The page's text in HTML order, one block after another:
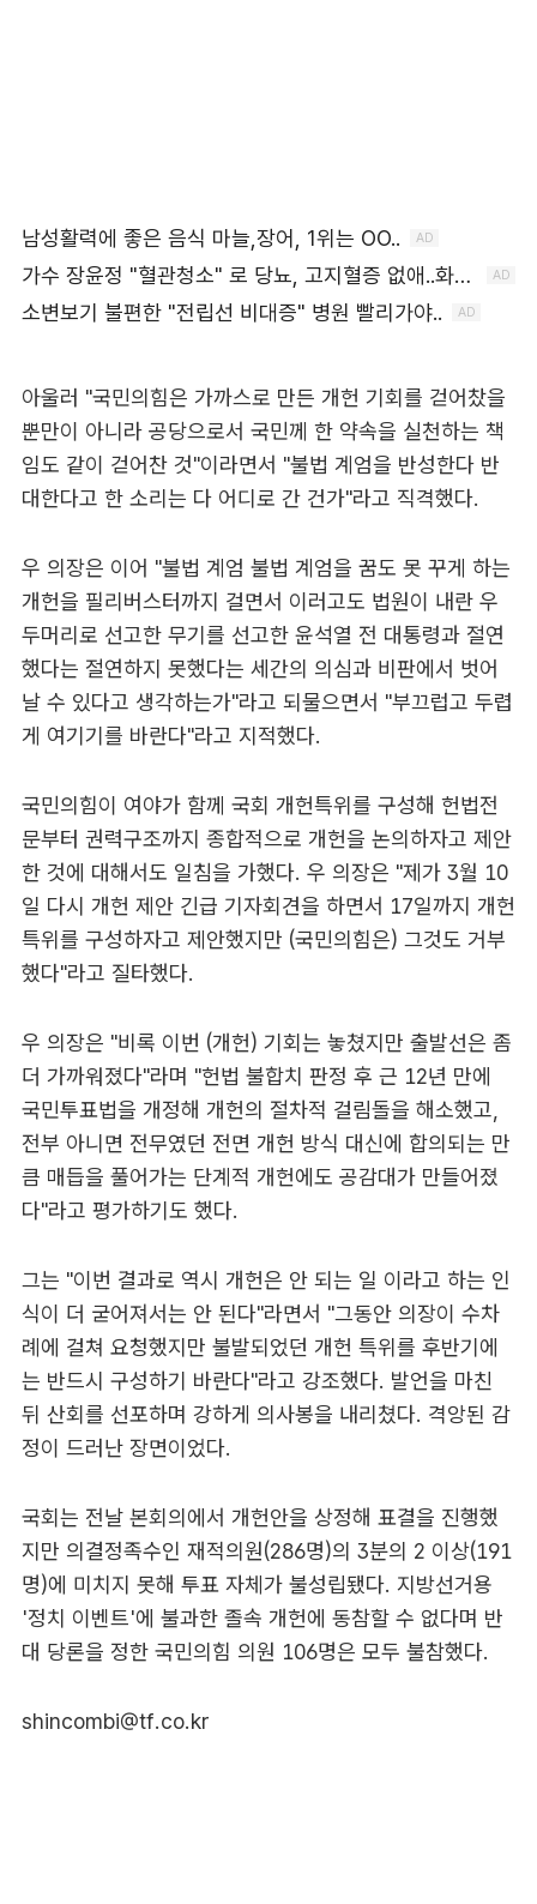
아울러 "국민의힘은 가까스로 만든 개헌 기회를 걷어찼을
뿐만이 아니라 공당으로서 국민께 한 약속을 실천하는 책
임도 같이 걷어찬 것"이라면서 "불법 계엄을 반성한다 반
대한다고 한 소리는 다 어디로 간 건가"라고 직격했다.
우 의장은 이어 "불법 계엄 불법 계엄을 꿈도 못 꾸게 하는
개헌을 필리버스터까지 걸면서 이러고도 법원이 내란 우
두머리로 선고한 무기를 선고한 윤석열 전 대통령과 절연
했다는 절연하지 못했다는 세간의 의심과 비판에서 벗어
날 수 있다고 생각하는가"라고 되물으면서 "부끄럽고 두렵
게 여기기를 바란다"라고 지적했다.
국민의힘이 여야가 함께 국회 개헌특위를 구성해 헌법전
문부터 권력구조까지 종합적으로 개헌을 논의하자고 제안
한 것에 대해서도 일침을 가했다. 우 의장은 "제가 3월 10
일 다시 개헌 제안 긴급 기자회견을 하면서 17일까지 개헌
특위를 구성하자고 제안했지만 (국민의힘은) 그것도 거부
했다"라고 질타했다.
우 의장은 "비록 이번 (개헌) 기회는 놓쳤지만 출발선은 좀
더 가까워졌다"라며 "헌법 불합치 판정 후 근 12년 만에
국민투표법을 개정해 개헌의 절차적 걸림돌을 해소했고,
전부 아니면 전무였던 전면 개헌 방식 대신에 합의되는 만
큼 매듭을 풀어가는 단계적 개헌에도 공감대가 만들어졌
다"라고 평가하기도 했다.
그는 "이번 결과로 역시 개헌은 안 되는 일 이라고 하는 인
식이 더 굳어져서는 안 된다"라면서 "그동안 의장이 수차
례에 걸쳐 요청했지만 불발되었던 개헌 특위를 후반기에
는 반드시 구성하기 바란다"라고 강조했다. 발언을 마친
뒤 산회를 선포하며 강하게 의사봉을 내리쳤다. 격앙된 감
정이 드러난 장면이었다.
국회는 전날 본회의에서 개헌안을 상정해 표결을 진행했
지만 의결정족수인 재적의원(286명)의 3분의 2 이상(191
명)에 미치지 못해 투표 자체가 불성립됐다. 지방선거용
'정치 이벤트'에 불과한 졸속 개헌에 동참할 수 없다며 반
대 당론을 정한 국민의힘 의원 106명은 모두 불참했다.
shincombi@tf.co.kr